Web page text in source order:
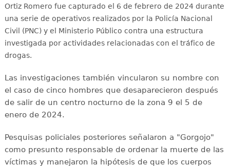
Ortiz Romero fue capturado el 6 de febrero de 2024 durante
una serie de operativos realizados por la Policía Nacional
Civil (PNC) y el Ministerio Público contra una estructura
investigada por actividades relacionadas con el tráfico de
drogas.
Las investigaciones también vincularon su nombre con
el caso de cinco hombres que desaparecieron después
de salir de un centro nocturno de la zona 9 el 5 de
enero de 2024.
Pesquisas policiales posteriores señalaron a "Gorgojo"
como presunto responsable de ordenar la muerte de las
víctimas y manejaron la hipótesis de que los cuerpos